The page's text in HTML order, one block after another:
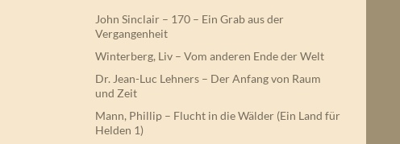
John Sinclair – 170 – Ein Grab aus der
Vergangenheit
Winterberg, Liv – Vom anderen Ende der Welt
Dr. Jean-Luc Lehners – Der Anfang von Raum
und Zeit
Mann, Phillip – Flucht in die Wälder (Ein Land für
Helden 1)